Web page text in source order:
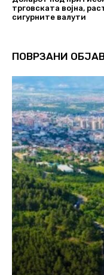
трговската војна,
сигурните валути
ПОВРЗАНИ